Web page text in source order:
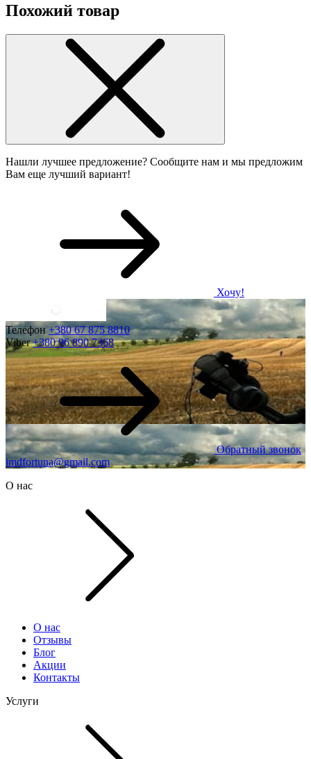
Похожий товар
Нашли лучшее предложение? Сообщите нам и мы предложим
Вам еще лучший вариант!
Хочу!
Телефон+380 67 875 8810
Viber+380 96 890 7368
Обратный звонок
imdfortuna@gmail.com
О нас
О нас
Отзывы
Блог
Акции
Контакты
Услуги